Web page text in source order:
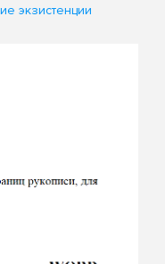
экзистенции